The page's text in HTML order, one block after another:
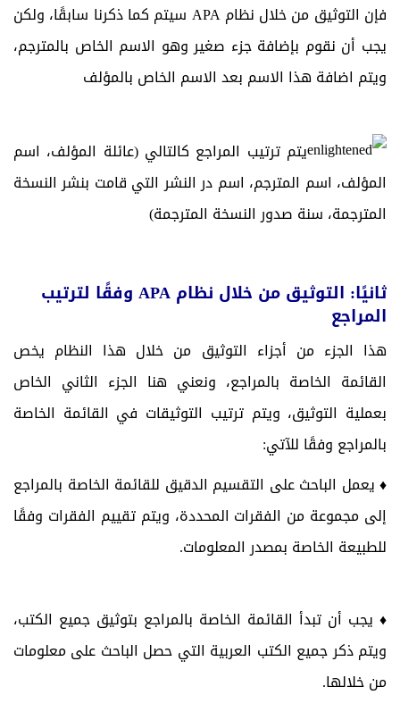
فإن التوثيق من خلال نظام APA سيتم كما ذكرنا سابقًا، ولكن
يجب أن نقوم بإضافة جزء صغير وهو الاسم الخاص بالمترجم،
ويتم اضافة هذا الاسم بعد الاسم الخاص بالمؤلف
يتم ترتيب المراجع كالتالي (عائلة المؤلف، اسم
المؤلف، اسم المترجم، اسم در النشر التي قامت بنشر النسخة
المترجمة، سنة صدور النسخة المترجمة)
ثانيًا: التوثيق من خلال نظام APA وفقًا لترتيب
المراجع
هذا الجزء من أجزاء التوثيق من خلال هذا النظام يخص
القائمة الخاصة بالمراجع، ونعني هنا الجزء الثاني الخاص
بعملية التوثيق، ويتم ترتيب التوثيقات في القائمة الخاصة
بالمراجع وفقًا للآتي:
♦ يعمل الباحث على التقسيم الدقيق للقائمة الخاصة بالمراجع
إلى مجموعة من الفقرات المحددة، ويتم تقييم الفقرات وفقًا
للطبيعة الخاصة بمصدر المعلومات.
♦ يجب أن تبدأ القائمة الخاصة بالمراجع بتوثيق جميع الكتب،
ويتم ذكر جميع الكتب العربية التي حصل الباحث على معلومات
من خلالها.